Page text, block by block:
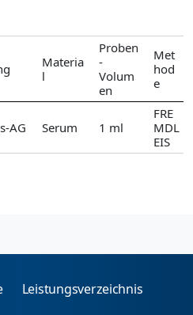
Materia
l
Proben
-
Volum
en
Met
hod
e
AG Serum 1 ml
FRE
MDL
EIS
Leistungsverzeichnis